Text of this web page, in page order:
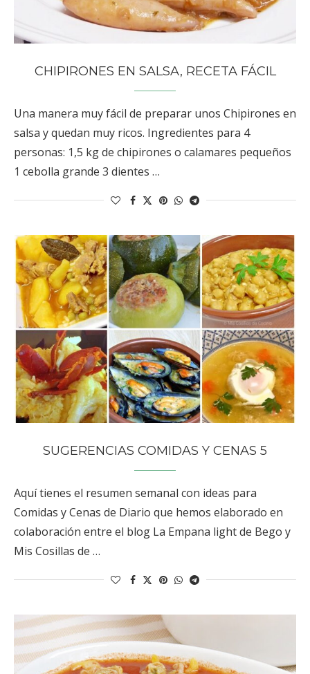
CHIPIRONES EN SALSA, RECETA FÁCIL
Una manera muy fácil de preparar unos Chipirones en
salsa y quedan muy ricos. Ingredientes para 4
personas: 1,5 kg de chipirones o calamares pequeños
1 cebolla grande 3 dientes …
SUGERENCIAS COMIDAS Y CENAS 5
Aquí tienes el resumen semanal con ideas para
Comidas y Cenas de Diario que hemos elaborado en
colaboración entre el blog La Empana light de Bego y
Mis Cosillas de …